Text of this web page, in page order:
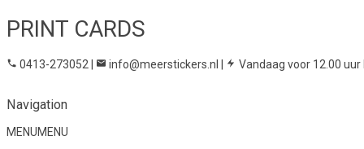
PRINT CARDS
0413-273052 | info@meerstickers.nl | Vandaag voor 12.00
Navigation
MENUMENU